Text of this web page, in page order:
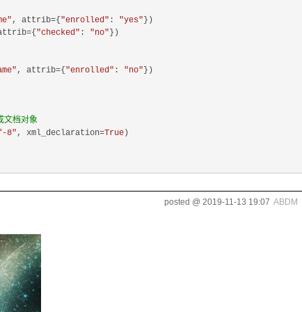
, attrib={ "enrolled" : "yes" })
"checked" : "no" })
, attrib={ "enrolled" : "no" })
文档对象
8" , xml_declaration=True )
posted @ 2019-11-13 19:07 ABDM